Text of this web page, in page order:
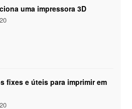
uma impressora 3D
fixes e úteis para imprimir em